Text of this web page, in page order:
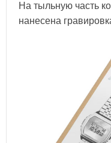
На тыльную часть
нанесена